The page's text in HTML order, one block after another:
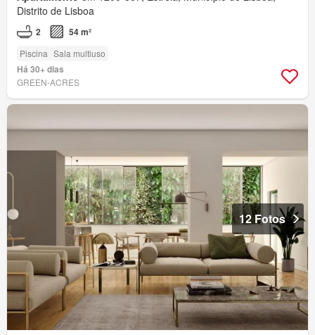
Distrito de Lisboa
2 54 m²
Piscina Sala multiuso
Há 30+ dias
GREEN-ACRES
12 Fotos